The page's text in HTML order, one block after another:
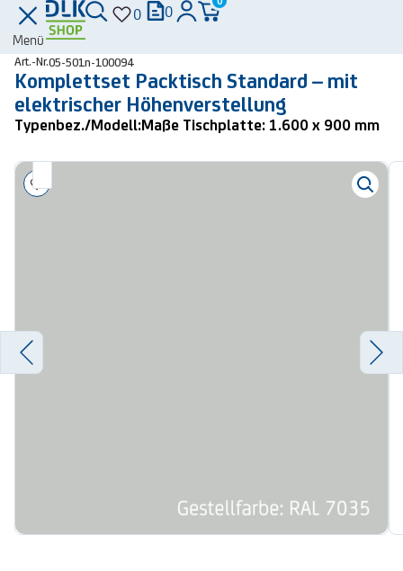
Menü
0 0
Art.-Nr.05-501n-100094
Komplettset Packtisch Standard – mit
elektrischer Höhenverstellung
Typenbez./Modell:Maße Tischplatte: 1.600 x 900 mm